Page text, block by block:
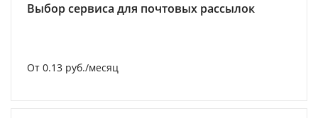
Выбор сервиса для почтовых рассылок
От 0.13 руб./месяц